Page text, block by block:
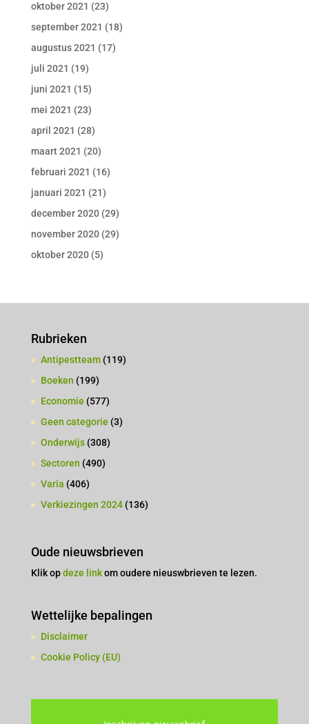
oktober 2021 (23)
september 2021 (18)
augustus 2021 (17)
juli 2021 (19)
juni 2021 (15)
mei 2021 (23)
april 2021 (28)
maart 2021 (20)
februari 2021 (16)
januari 2021 (21)
december 2020(29)
november 2020(29)
oktober 2020(5)
Rubrieken
Antipestteam(119)
Boeken (199)
Economie (577)
Geen categorie (3)
Onderwijs(308)
Sectoren (490)
Varia (406)
Verkiezingen 2024(136)
Oude nieuwsbrieven
Klik opdeze linkom oudere nieuswbrieven te lezen.
Wettelijke bepalingen
Disclaimer
Cookie Policy (EU)